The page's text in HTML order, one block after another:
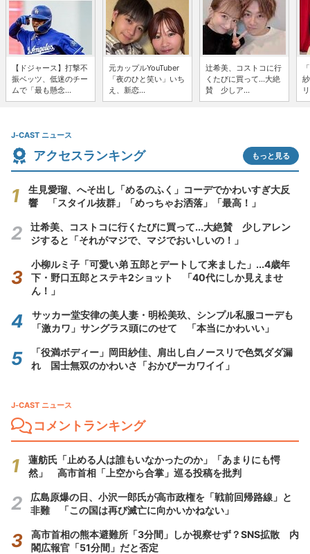
【ドジャース】打撃不
振ベッツ、低迷のチー
ムで「最も懸念...
元カップルYouTuber
「夜のひと笑い」いち
え、新恋...
辻希美、コストコに行
くたびに買って...大絶
賛 少しア...
J-CAST ニュース
アクセスランキング もっと見る
生見愛瑠、へそ出し「めるのふく」コーデでかわいすぎ大反
響 「スタイル抜群」「めっちゃお洒落」「最高！」
辻希美、コストコに行くたびに買って...大絶賛 少しアレン
ジすると「それがマジで、マジでおいしいの！」
小柳ルミ子「可愛い弟 五郎とデートして来ました」...4歳年
下・野口五郎とステキ2ショット 「40代にしか見えませ
ん！」
サッカー堂安律の美人妻・明松美玖、シンプル私服コーデも
「激カワ」サングラス頭にのせて 「本当にかわいい」
「役満ボディー」岡田紗佳、肩出し白ノースリで色気ダダ漏
れ 国士無双のかわいさ「おかぴーカワイイ」
J-CAST ニュース
コメントランキング
蓮舫氏「止める人は誰もいなかったのか」「あまりにも愕
然」 高市首相「上空から合掌」巡る投稿を批判
広島原爆の日、小沢一郎氏が高市政権を「戦前回帰路線」と
非難 「この国は再び滅亡に向かいかねない」
高市首相の熊本避難所「3分間」しか視察せず？SNS拡散 内
閣広報官「51分間」だと否定